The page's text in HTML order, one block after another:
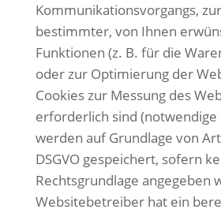
Kommunikationsvorgangs,
bestimmter, von Ihnen
Funktionen (z. B. für die
oder zur Optimierung der
Cookies zur Messung des
erforderlich sind (notwendige
werden auf Grundlage von
DSGVO gespeichert, sofern
Rechtsgrundlage angegeben
Websitebetreiber hat ein